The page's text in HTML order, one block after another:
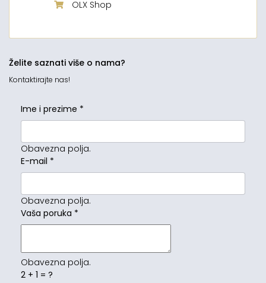
OLX Shop
Želite saznati više o nama?
Kontaktirajte nas!
Ime i prezime *
Obavezna polja.
E-mail *
Obavezna polja.
Vaša poruka *
Obavezna polja.
2 + 1 = ?